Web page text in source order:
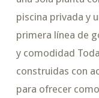
piscina privada y
primera línea de
y comodidad
construidas con
para ofrecer